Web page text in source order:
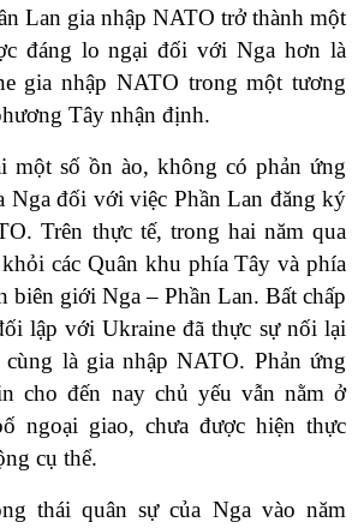
Lan gia nhập NATO trở thành một
đáng lo ngại đối với Nga hơn là
gia nhập NATO trong một tương
Tây nhận định.
một số ồn ào, không có phản ứng
Nga đối với việc Phần Lan đăng ký
Trên thực tế, trong hai năm qua
các Quân khu phía Tây và phía
biên giới Nga – Phần Lan. Bất chấp
lập với Ukraine đã thực sự nối lại
là gia nhập NATO. Phản ứng
cho đến nay chủ yếu vẫn nằm ở
ngoại giao, chưa được hiện thực
cụ thể.
thái quân sự của Nga vào năm